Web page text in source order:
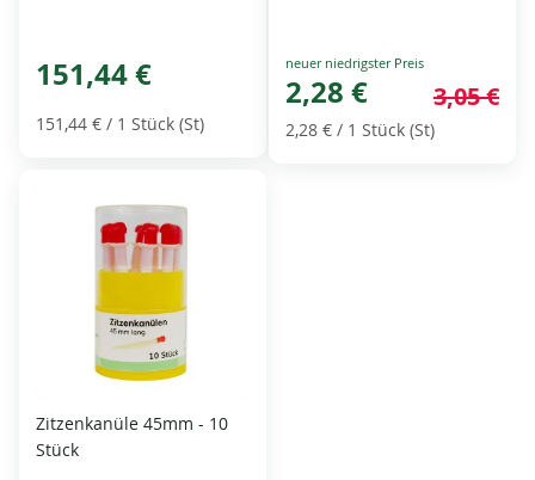
151,44 €
151,44 € / 1 Stück (St)
Special
Price
2,28 € 3,05 €
2,28 € / 1 Stück (St)
Zitzenkanüle 45mm - 10
Stück